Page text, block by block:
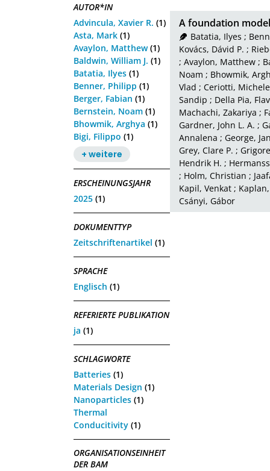
AUTOR*IN
Advincula, Xavier R. (1)
Asta, Mark (1)
Avaylon, Matthew(1)
Baldwin, William J. (1)
Batatia, Ilyes (1)
Benner, Philipp (1)
Berger, Fabian (1)
Bernstein, Noam (1)
Bhowmik, Arghya (1)
Bigi, Filippo (1)
+ weitere
ERSCHEINUNGSJAHR
2025 (1)
DOKUMENTTYP
Zeitschriftenartikel (1)
SPRACHE
Englisch (1)
REFERIERTE PUBLIKATION
ja (1)
SCHLAGWORTE
Batteries (1)
Materials Design (1)
Nanoparticles (1)
Thermal
Conducitivity (1)
ORGANISATIONSEINHEIT
DER BAM
A foundation
Batatia, Ilyes ;
Kovács, Dávid P. ;
; Avaylon, Matthew ;
Noam ; Bhowmik,
Vlad ; Ceriotti, Michele
Sandip ; Della Pia,
Machachi, Zakariya ;
Gardner, John L. A. ;
Annalena ; George,
Grey, Clare P. ;
Hendrik H. ;
; Holm, Christian ;
Kapil, Venkat ;
Csányi, Gábor